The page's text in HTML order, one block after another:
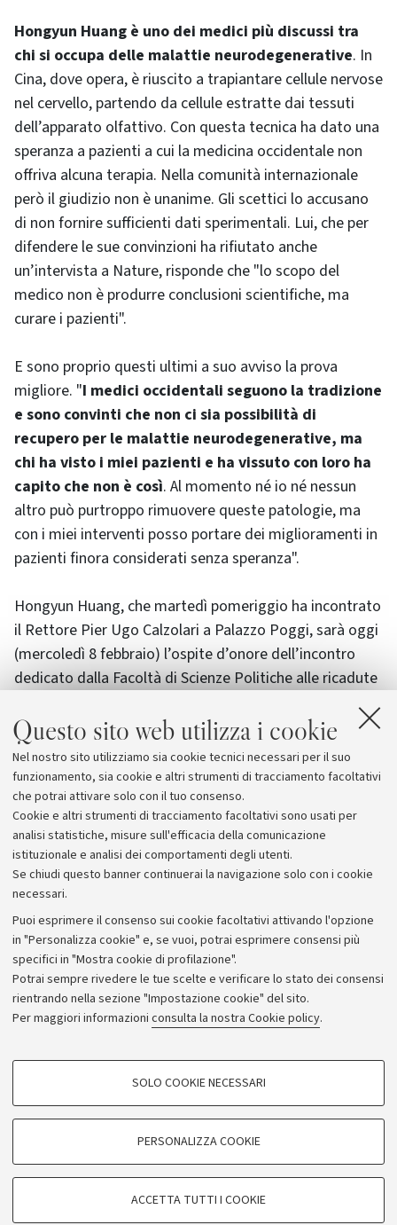
Questo sito web utilizza i cookie
Nel nostro sito utilizziamo sia cookie tecnici necessari per il suo
funzionamento, sia cookie e altri strumenti di tracciamento facoltativi
che potrai attivare solo con il tuo consenso.
Cookie e altri strumenti di tracciamento facoltativi sono usati per
analisi statistiche, misure sull'efficacia della comunicazione
istituzionale e analisi dei comportamenti degli utenti.
Se chiudi questo banner continuerai la navigazione solo con i cookie
necessari.
Puoi esprimere il consenso sui cookie facoltativi attivando l'opzione
in "Personalizza cookie" e, se vuoi, potrai esprimere consensi più
specifici in "Mostra cookie di profilazione".
Potrai sempre rivedere le tue scelte e verificare lo stato dei consensi
rientrando nella sezione "Impostazione cookie" del sito.
Per maggiori informazioni consulta la nostra Cookie policy.
COOKIE DI PROFILAZIONE - FACOLTATIVI
COOKIE TECNICI - NECESSARI
SOLO COOKIE NECESSARI
PERSONALIZZA COOKIE
ACCETTA TUTTI I COOKIE
Hongyun Huang è uno dei medici più discussi tra
chi si occupa delle malattie neurodegenerative. In
Cina, dove opera, è riuscito a trapiantare cellule nervose
nel cervello, partendo da cellule estratte dai tessuti
dell’apparato olfattivo. Con questa tecnica ha dato una
speranza a pazienti a cui la medicina occidentale non
offriva alcuna terapia. Nella comunità internazionale
però il giudizio non è unanime. Gli scettici lo accusano
di non fornire sufficienti dati sperimentali. Lui, che per
difendere le sue convinzioni ha rifiutato anche
un’intervista a Nature, risponde che "lo scopo del
medico non è produrre conclusioni scientifiche, ma
curare i pazienti".
E sono proprio questi ultimi a suo avviso la prova
migliore. "I medici occidentali seguono la tradizione
e sono convinti che non ci sia possibilità di
recupero per le malattie neurodegenerative, ma
chi ha visto i miei pazienti e ha vissuto con loro ha
capito che non è così. Al momento né io né nessun
altro può purtroppo rimuovere queste patologie, ma
con i miei interventi posso portare dei miglioramenti in
pazienti finora considerati senza speranza".
Hongyun Huang, che martedì pomeriggio ha incontrato
il Rettore Pier Ugo Calzolari a Palazzo Poggi, sarà oggi
(mercoledì 8 febbraio) l’ospite d’onore dell’incontro
dedicato dalla Facoltà di Scienze Politiche alle ricadute
L’appuntamento, intitolato "Implicazioni sociali delle
malattie neurodegenerative: oriente ed occidente,
epistemologie a confronto", sarà ospitato dalle 10
alle 13 nell’Aula dei Poeti di Strada Maggiore 45.
Archivio
Comunicati stampa
Redazione
Rassegna stampa
© Copyright 2026 - ALMA MATER STUDIORUM - Università di
Bologna - Via Zamboni, 33 - 40126 Bologna - PI: 01131710376 -
CF: 80007010376